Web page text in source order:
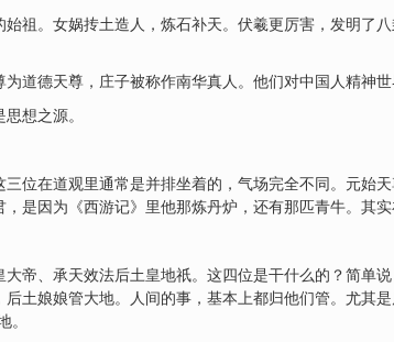
祖。女娲抟土造人，炼石补天。伏羲更厉害，发明了
道德天尊，庄子被称作南华真人。他们对中国人精神世
想之源。
位在道观里通常是并排坐着的，气场完全不同。元始
是因为《西游记》里他那炼丹炉，还有那匹青牛。其
帝、承天效法后土皇地祇。这四位是干什么的？简单
土娘娘管大地。人间的事，基本上都归他们管。尤其
。